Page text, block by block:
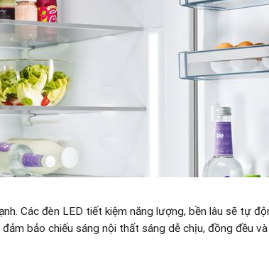
Các đèn LED tiết kiệm năng lượng, bền lâu sẽ tự
bảo chiếu sáng nội thất sáng dễ chịu, đồng đều